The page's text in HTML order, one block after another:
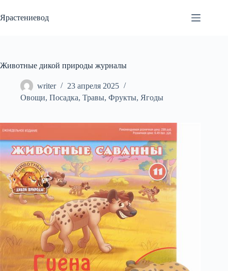
к
сути
Ярастениевод
Животные дикой природы журналы
writer
23 апреля 2025
Овощи, Посадка, Травы, Фрукты, Ягоды